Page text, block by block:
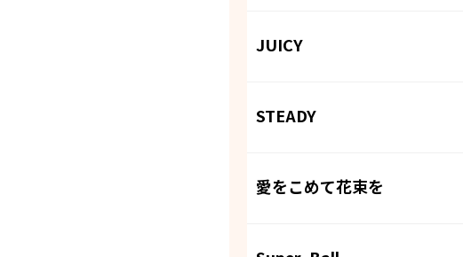
JUICY
STEADY
愛をこめて花束を